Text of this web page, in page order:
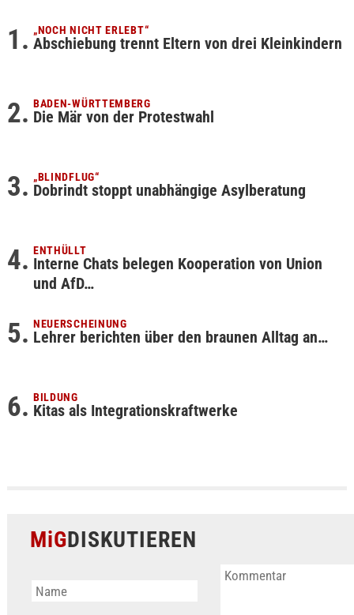
„NOCH NICHT ERLEBT“
Abschiebung trennt Eltern von drei Kleinkindern
BADEN-WÜRTTEMBERG
Die Mär von der Protestwahl
„BLINDFLUG“
Dobrindt stoppt unabhängige Asylberatung
ENTHÜLLT
Interne Chats belegen Kooperation von Union
und AfD…
NEUERSCHEINUNG
Lehrer berichten über den braunen Alltag an…
BILDUNG
Kitas als Integrationskraftwerke
MiGDISKUTIEREN